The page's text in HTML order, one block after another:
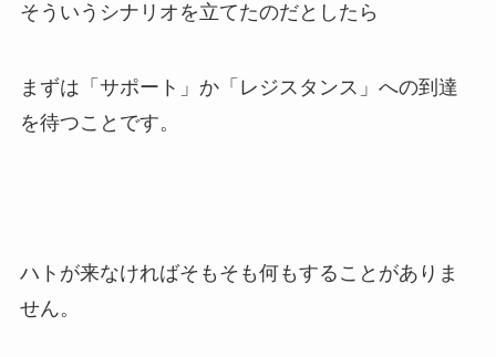
そういうシナリオを立てたのだとしたら
まずは「サポート」か「レジスタンス」への到達
を待つことです。
ハトが来なければそもそも何もすることがありま
せん。